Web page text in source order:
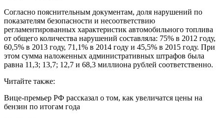
Согласно пояснительным документам, доля нарушений по
показателям безопасности и несоответствию
регламентированных характеристик автомобильного топлива
от общего количества нарушений составляла: 75% в 2012 году,
60,5% в 2013 году, 71,1% в 2014 году и 45,5% в 2015 году. При
этом сумма наложенных административных штрафов была
равна 11,3; 13,7; 12,7 и 68,3 миллиона рублей соответственно.
Читайте также:
Вице-премьер РФ рассказал о том, как увеличатся цены на
бензин по итогам года